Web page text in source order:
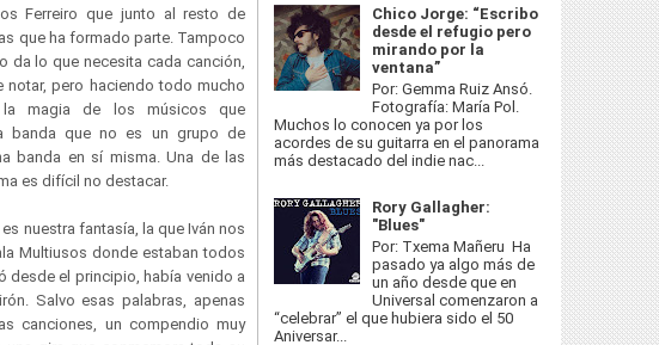
Ferreiro que junto al resto de
que ha formado parte. Tampoco
da lo que necesita cada canción,
notar, pero haciendo todo mucho
magia de los músicos que
banda que no es un grupo de
banda en sí misma. Una de las
es difícil no destacar.
nuestra fantasía, la que Iván nos
Multiusos donde estaban todos
desde el principio, había venido a
Salvo esas palabras, apenas
canciones, un compendio muy
Chico Jorge: “Escribo
desde el refugio pero
mirando por la
ventana”
Por: Gemma Ruiz Ansó.
Fotografía: María Pol.
Muchos lo conocen ya por los
acordes de su guitarra en el panorama
más destacado del indie nac...
Rory Gallagher:
"Blues"
Por: Txema Mañeru Ha
pasado ya algo más de
un año desde que en
Universal comenzaron a
“celebrar” el que hubiera sido el 50
Aniversar...